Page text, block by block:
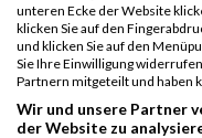
unteren Ecke der Website
klicken Sie auf den
und klicken Sie auf den
Sie Ihre Einwilligung
Partnern mitgeteilt und haben
Wir und unsere Partner
der Website zu